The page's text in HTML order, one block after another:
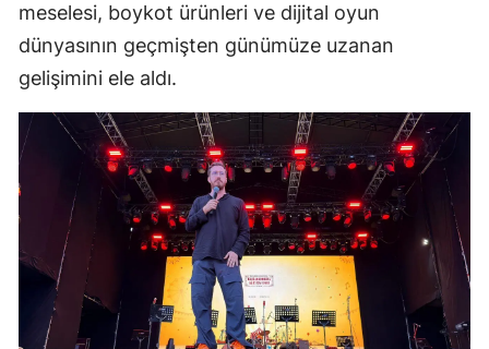
meselesi, boykot ürünleri ve dijital oyun
dünyasının geçmişten günümüze uzanan
gelişimini ele aldı.